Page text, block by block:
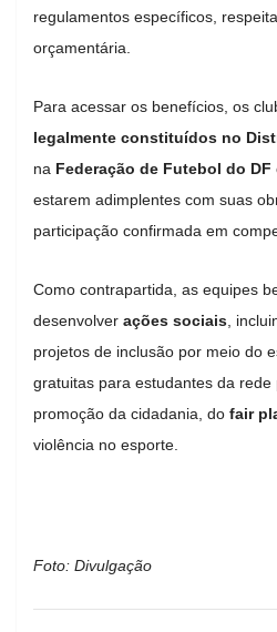
regulamentos específicos,
orçamentária.
Para acessar os benefícios, os
legalmente constituídos no
na Federação de Futebol do DF
estarem adimplentes com suas
participação confirmada em
Como contrapartida, as equipes
desenvolver ações sociais ,
projetos de inclusão por meio do
gratuitas para estudantes da rede
promoção da cidadania, do fair
violência no esporte.
Foto: Divulgação